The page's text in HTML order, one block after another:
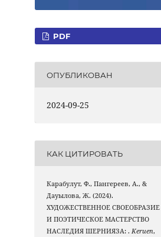
PDF
ОПУБЛИКОВАН
2024-09-25
КАК ЦИТИРОВАТЬ
Карабулут, Ф., Пангереев, А., &
Дауылова, Ж. (2024).
ХУДОЖЕСТВЕННОЕ СВОЕОБРАЗИЕ
И ПОЭТИЧЕСКОЕ МАСТЕРСТВО
НАСЛЕДИЯ ШЕРНИЯЗА: .Keruen,